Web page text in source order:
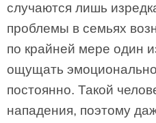
случаются лишь
проблемы в семьях
по крайней мере один
ощущать
постоянно. Такой
нападения, поэтому